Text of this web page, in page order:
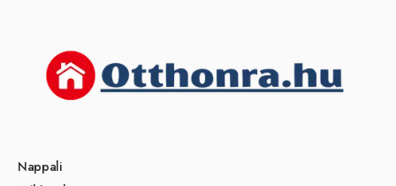
Nappali